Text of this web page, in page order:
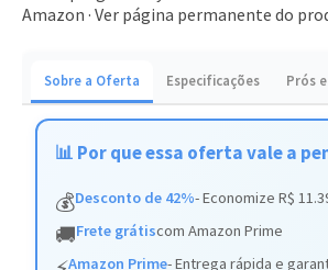
Amazon · Ver página permanente do
Sobre a Oferta Especificações Prós
📊 Por que essa oferta vale a
💰Desconto de 42%- Economize R$
🚚Frete grátiscom Amazon Prime
Amazon Prime- Entrega rápida e